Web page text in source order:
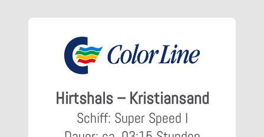
Hirtshals – Kristiansand
Schiff: Super Speed I